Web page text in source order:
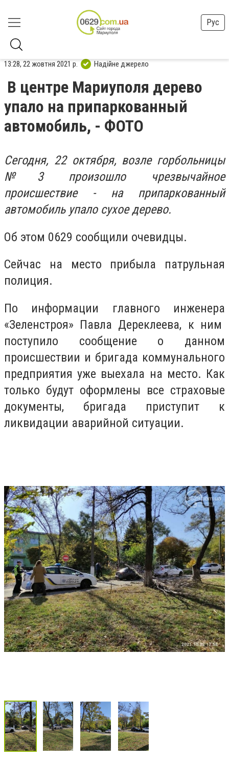
Рус
13:28, 22 жовтня 2021 р. Надійне джерело
В центре Мариуполя дерево
упало на припаркованный
автомобиль, - ФОТО
Сегодня, 22 октября, возле горбольницы
№3 произошло чрезвычайное
происшествие - на припаркованный
автомобиль упало сухое дерево.
Об этом 0629 сообщили очевидцы.
Сейчас на место прибыла патрульная
полиция.
По информации главного инженера
«Зеленстроя» Павла Дереклеева, к ним
поступило сообщение о данном
происшествии и бригада коммунального
предприятия уже выехала на место. Как
только будут оформлены все страховые
документы, бригада приступит к
ликвидации аварийной ситуации.